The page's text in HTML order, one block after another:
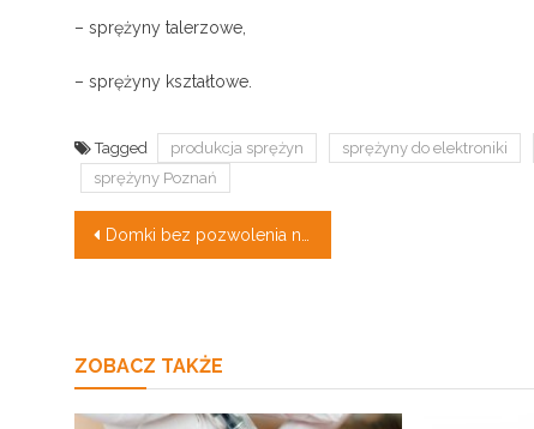
– sprężyny talerzowe,
– sprężyny kształtowe.
Tagged produkcja sprężyn sprężyny do elektroniki
sprężyny Poznań
Nawigacja
Domki bez pozwolenia na budowę – System modułowy
ZOBACZ TAKŻE